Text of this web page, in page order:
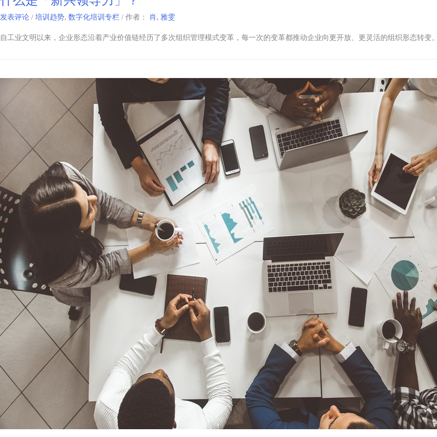
发表评论 / 培训趋势, 数字化培训专栏 / 作者： 肖, 雅雯
自工业文明以来，企业形态沿着产业价值链经历了多次组织管理模式变革，每一次的变革都推动企业向更开放、更灵活的组织形态转变